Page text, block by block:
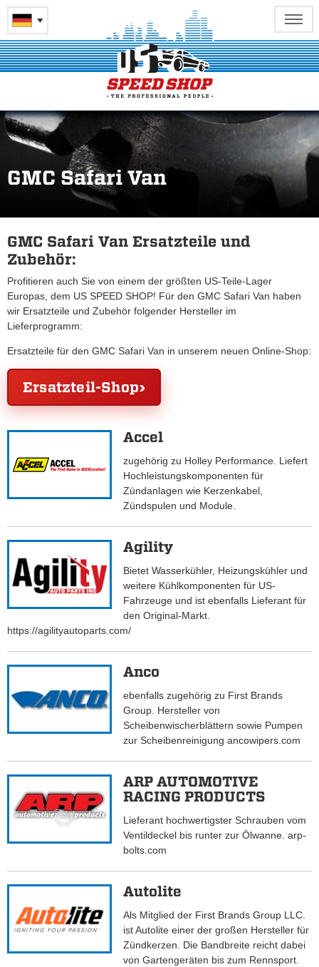
GMC Safari Van
GMC Safari Van Ersatzteile und
Zubehör:
Profitieren auch Sie von einem der größten US-Teile-Lager
Europas, dem US SPEED SHOP! Für den GMC Safari Van haben
wir Ersatzteile und Zubehör folgender Hersteller im
Lieferprogramm:
Ersatzteile für den GMC Safari Van in unserem neuen Online-Shop:
Ersatzteil-Shop
Accel
zugehörig zu Holley Performance. Liefert
Hochleistungskomponenten für
Zündanlagen wie Kerzenkabel,
Zündspulen und Module.
Agility
Bietet Wasserkühler, Heizungskühler und
weitere Kühlkomponenten für US-
Fahrzeuge und ist ebenfalls Lieferant für
den Original-Markt.
https://agilityautoparts.com/
Anco
ebenfalls zugehörig zu First Brands
Group. Hersteller von
Scheibenwischerblättern sowie Pumpen
zur Scheibenreinigung ancowipers.com
ARP AUTOMOTIVE
RACING PRODUCTS
Lieferant hochwertigster Schrauben vom
Ventildeckel bis runter zur Ölwanne. arp-
bolts.com
Autolite
Als Mitglied der First Brands Group LLC.
ist Autolite einer der großen Hersteller für
Zündkerzen. Die Bandbreite reicht dabei
von Gartengeräten bis zum Rennsport.